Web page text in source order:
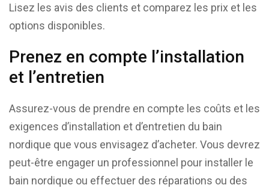
Lisez les avis des clients et comparez les prix et les
options disponibles.
Prenez en compte l’installation
et l’entretien
Assurez-vous de prendre en compte les coûts et les
exigences d’installation et d’entretien du bain
nordique que vous envisagez d’acheter. Vous devrez
peut-être engager un professionnel pour installer le
bain nordique ou effectuer des réparations ou des